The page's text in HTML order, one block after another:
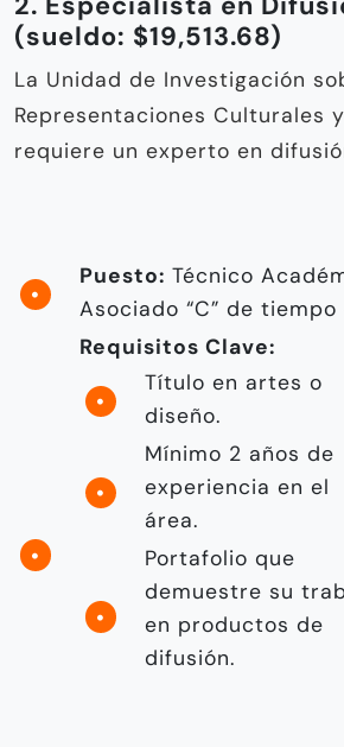
(sueldo: $19,513.68)
La Unidad de Investigación
Representaciones Culturales
requiere un experto en
Puesto: Técnico
Asociado “C” de
Requisitos Clave:
Título en artes o
diseño.
Mínimo 2 años de
experiencia en el
área.
Portafolio que
demuestre su
en productos de
difusión.